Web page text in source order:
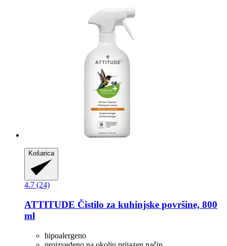
Košarica
4.7 (24)
ATTITUDE Čistilo za kuhinjske površine, 800
ml
hipoalergeno